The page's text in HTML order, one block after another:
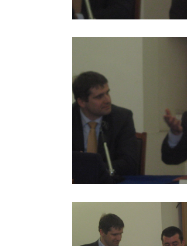
Visita ambasciatore di Serbia